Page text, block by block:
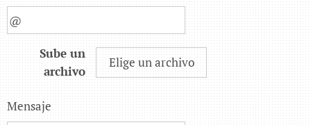
Sube un
archivo
Elige un archivo
Mensaje